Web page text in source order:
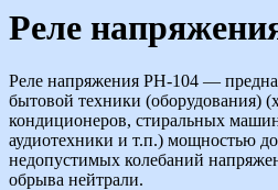
Реле
Реле напряжения РН-104 —
бытовой техники (оборудования)
кондиционеров, стиральных
аудиотехники и т.п.) мощностью
недопустимых колебаний
обрыва нейтрали.